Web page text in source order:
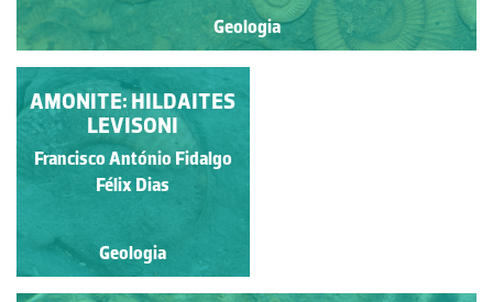
Geologia
FRAGMENTO DE
AMONITE
Francisco António Fidalgo
Félix Dias
Geologia
AMONITE: HILDAITES
LEVISONI
Francisco António Fidalgo
Félix Dias
Geologia